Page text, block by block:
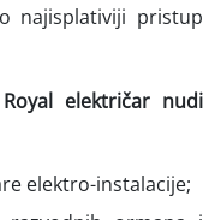
najisplativiji pristup
električar nudi
elektro-instalacije;